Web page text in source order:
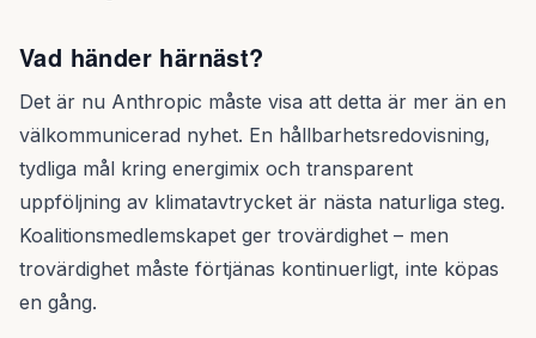
Vad händer härnäst?
Det är nu Anthropic måste visa att detta är mer än en
välkommunicerad nyhet. En hållbarhetsredovisning,
tydliga mål kring energimix och transparent
uppföljning av klimatavtrycket är nästa naturliga steg.
Koalitionsmedlemskapet ger trovärdighet – men
trovärdighet måste förtjänas kontinuerligt, inte köpas
en gång.